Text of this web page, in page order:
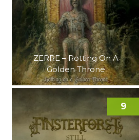
ZERRE – Rotting On A
Golden Throne
9